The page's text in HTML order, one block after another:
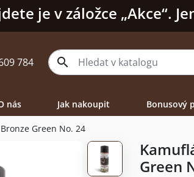
je v záložce „Akce“.
784 
nás Jak nakoupit Bonusový
Green No. 24
Green